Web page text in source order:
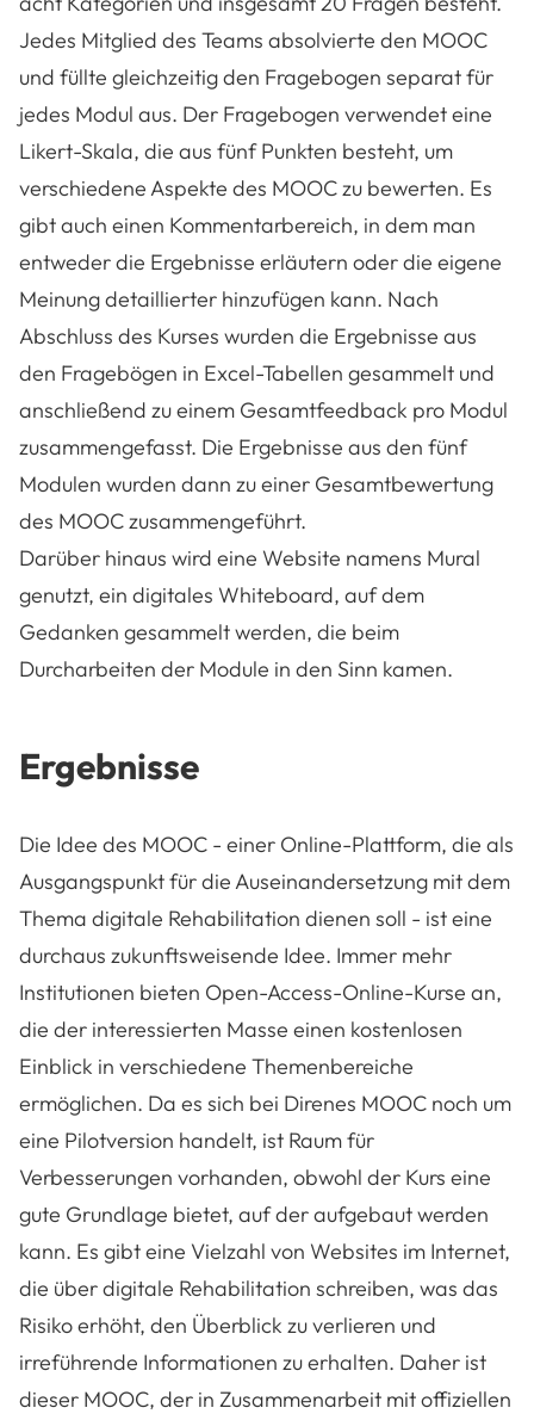
Jedes Mitglied des Teams absolvierte den MOOC
und füllte gleichzeitig den Fragebogen separat für
jedes Modul aus. Der Fragebogen verwendet eine
Likert-Skala, die aus fünf Punkten besteht, um
verschiedene Aspekte des MOOC zu bewerten. Es
gibt auch einen Kommentarbereich, in dem man
entweder die Ergebnisse erläutern oder die eigene
Meinung detaillierter hinzufügen kann. Nach
Abschluss des Kurses wurden die Ergebnisse aus
den Fragebögen in Excel-Tabellen gesammelt und
anschließend zu einem Gesamtfeedback pro Modul
zusammengefasst. Die Ergebnisse aus den fünf
Modulen wurden dann zu einer Gesamtbewertung
des MOOC zusammengeführt.
Darüber hinaus wird eine Website namens Mural
genutzt, ein digitales Whiteboard, auf dem
Gedanken gesammelt werden, die beim
Durcharbeiten der Module in den Sinn kamen.
Ergebnisse
Die Idee des MOOC - einer Online-Plattform, die als
Ausgangspunkt für die Auseinandersetzung mit dem
Thema digitale Rehabilitation dienen soll - ist eine
durchaus zukunftsweisende Idee. Immer mehr
Institutionen bieten Open-Access-Online-Kurse an,
die der interessierten Masse einen kostenlosen
Einblick in verschiedene Themenbereiche
ermöglichen. Da es sich bei Direnes MOOC noch um
eine Pilotversion handelt, ist Raum für
Verbesserungen vorhanden, obwohl der Kurs eine
gute Grundlage bietet, auf der aufgebaut werden
kann. Es gibt eine Vielzahl von Websites im Internet,
die über digitale Rehabilitation schreiben, was das
Risiko erhöht, den Überblick zu verlieren und
irreführende Informationen zu erhalten. Daher ist
dieser MOOC, der in Zusammenarbeit mit offiziellen